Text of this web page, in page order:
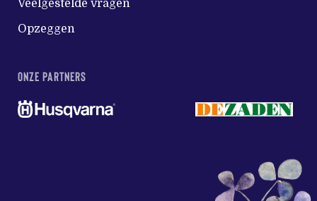
Veelgestelde vragen
Opzeggen
ONZE PARTNERS